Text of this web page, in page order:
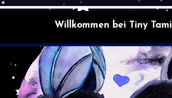
Willkommen bei Tiny Tami